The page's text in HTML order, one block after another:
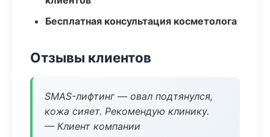
Бесплатная консультация косметолога
Отзывы клиентов
SMAS-лифтинг — овал подтянулся,
кожа сияет. Рекомендую клинику.
— Клиент компании